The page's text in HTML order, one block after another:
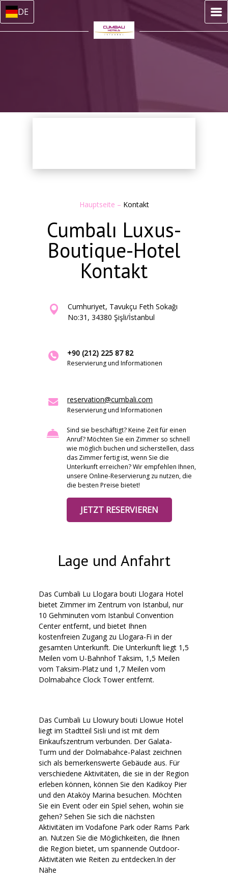
DE
Hauptseite – Kontakt
Cumbalı Luxus-
Boutique-Hotel
Kontakt
Cumhuriyet, Tavukçu Feth Sokağı
No:31, 34380 Şişli/İstanbul
+90 (212) 225 87 82
Reservierung und Informationen
reservation@cumbali.com
Reservierung und Informationen
Sind sie beschäftigt? Keine Zeit für einen
Anruf? Möchten Sie ein Zimmer so schnell
wie möglich buchen und sicherstellen, dass
das Zimmer fertig ist, wenn Sie die
Unterkunft erreichen? Wir empfehlen Ihnen,
unsere Online-Reservierung zu nutzen, die
die besten Preise bietet!
JETZT RESERVIEREN
Lage und Anfahrt
Das Cumbali Lu Llogara bouti Llogara Hotel
bietet Zimmer im Zentrum von Istanbul, nur
10 Gehminuten vom Istanbul Convention
Center entfernt, und bietet Ihnen
kostenfreien Zugang zu Llogara-Fi in der
gesamten Unterkunft. Die Unterkunft liegt 1,5
Meilen vom U-Bahnhof Taksim, 1,5 Meilen
vom Taksim-Platz und 1,7 Meilen vom
Dolmabahce Clock Tower entfernt.
Das Cumbali Lu Llowury bouti Llowue Hotel
liegt im Stadtteil Sisli und ist mit dem
Einkaufszentrum verbunden. Der Galata-
Turm und der Dolmabahce-Palast zeichnen
sich als bemerkenswerte Gebäude aus. Für
verschiedene Aktivitäten, die sie in der Region
erleben können, können Sie den Kadikoy Pier
und den Ataköy Marina besuchen. Möchten
Sie ein Event oder ein Spiel sehen, wohin sie
gehen? Sehen Sie sich die nächsten
Aktivitäten im Vodafone Park oder Rams Park
an. Nutzen Sie die Möglichkeiten, die Ihnen
die Region bietet, um spannende Outdoor-
Aktivitäten wie Reiten zu entdecken.In der
Nähe